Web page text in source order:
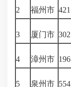
2 福州市 421
3 厦门市 302
4 漳州市 196
5 泉州市 554